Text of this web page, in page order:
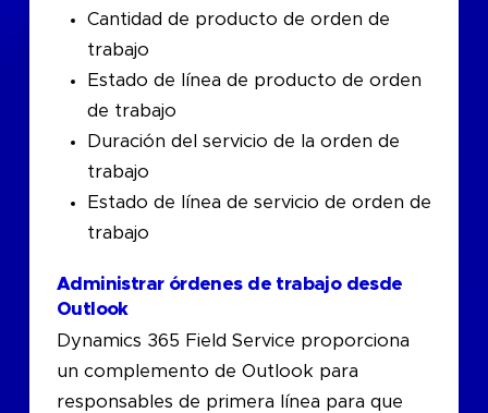
Cantidad de producto de orden de
trabajo
Estado de línea de producto de orden
de trabajo
Duración del servicio de la orden de
trabajo
Estado de línea de servicio de orden de
trabajo
Administrar órdenes de trabajo desde
Outlook
Dynamics 365 Field Service proporciona
un complemento de Outlook para
responsables de primera línea para que